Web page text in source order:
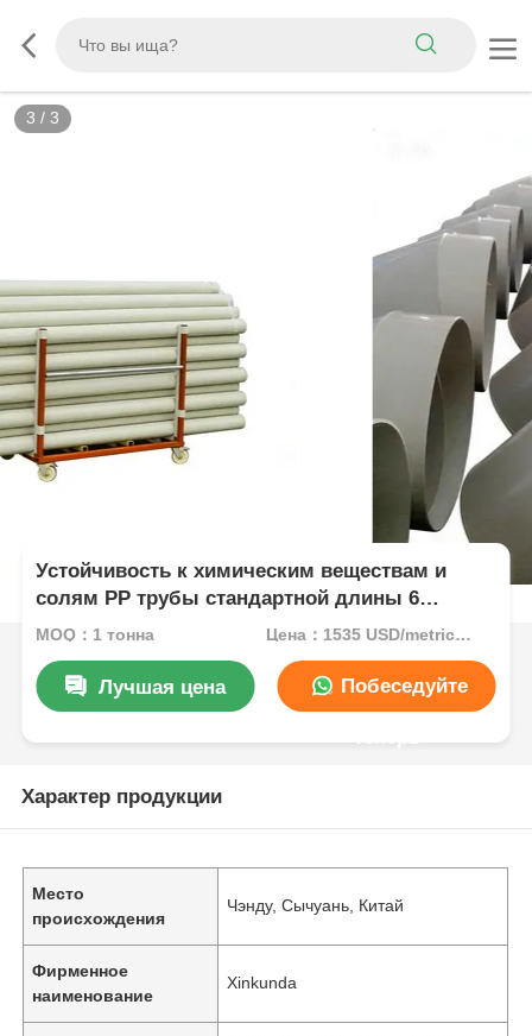
3 / 3
Устойчивость к химическим веществам и
солям PP трубы стандартной длины 6
метров устойчивость к УФ хорошо
MOQ：1 тонна Цена：1535 USD/metric ton (current price)
Лучшая цена Побеседуйте
Характер продукции
Место
происхождения
Чэнду, Сычуань, Китай
Фирменное
наименование
Xinkunda